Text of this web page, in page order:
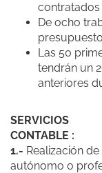
contratados
De ocho
Las 50
tendrán un
anteriores
SERVICIOS
CONTABLE :
1.- Realización
autónomo o